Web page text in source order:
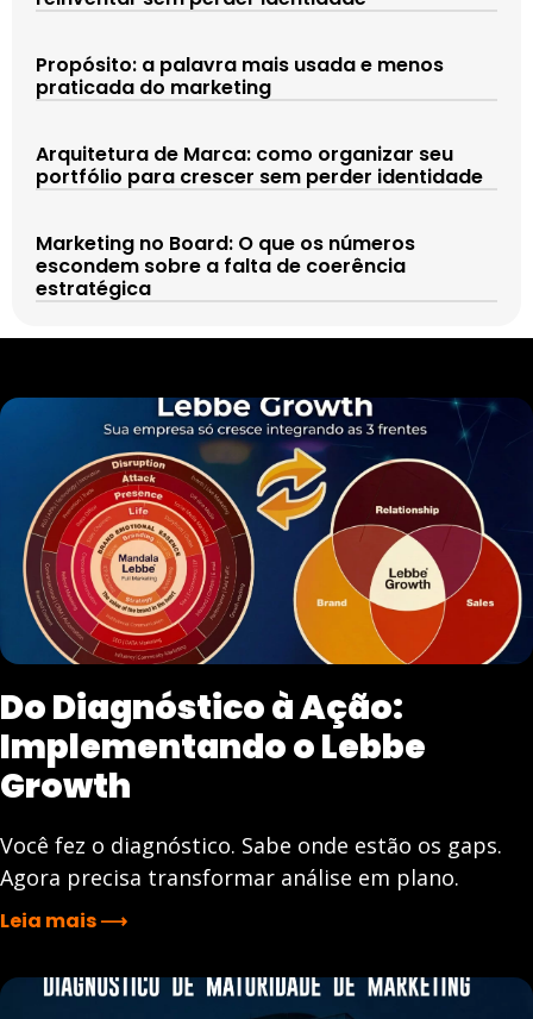
Propósito: a palavra mais usada e menos
praticada do marketing
Arquitetura de Marca: como organizar seu
portfólio para crescer sem perder identidade
Marketing no Board: O que os números
escondem sobre a falta de coerência
estratégica
Do Diagnóstico à Ação:
Implementando o Lebbe
Growth
Você fez o diagnóstico. Sabe onde estão os gaps.
Agora precisa transformar análise em plano.
Leia mais ⟶